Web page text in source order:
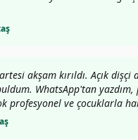
akşam kırıldı. Açık dişçi
WhatsApp'tan
profesyonel ve çocuklarla